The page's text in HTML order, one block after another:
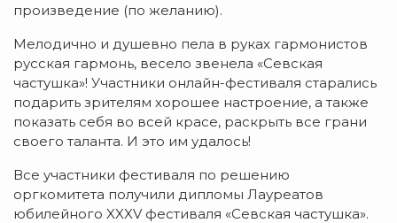
произведение (по желанию).
Мелодично и душевно пела в руках гармонистов
русская гармонь, весело звенела «Севская
частушка»! Участники онлайн-фестиваля старались
подарить зрителям хорошее настроение, а также
показать себя во всей красе, раскрыть все грани
своего таланта. И это им удалось!
Все участники фестиваля по решению
оргкомитета получили дипломы Лауреатов
юбилейного XXXV фестиваля «Севская частушка».